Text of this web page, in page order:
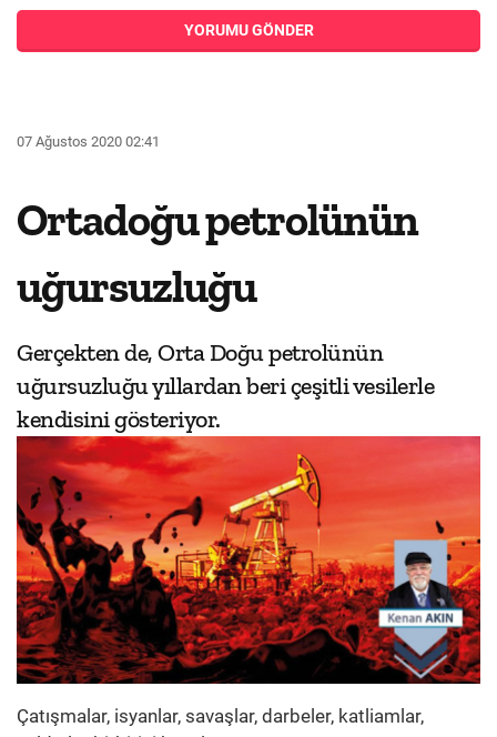
YORUMU GÖNDER
07 Ağustos 2020 02:41
Ortadoğu petrolünün
uğursuzluğu
Gerçekten de, Orta Doğu petrolünün
uğursuzluğu yıllardan beri çeşitli vesilerle
kendisini gösteriyor.
Çatışmalar, isyanlar, savaşlar, darbeler, katliamlar,